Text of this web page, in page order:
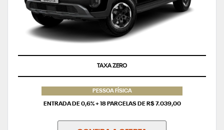
TAXA ZERO
PESSOA FÍSICA
ENTRADA DE 0,6% + 18 PARCELAS DE R$ 7.039,00